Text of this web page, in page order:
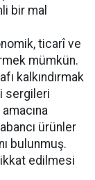
bir mal
ticarî ve
mümkün.
kalkındırmak
sergileri
ürünler
bulunmuş.
edilmesi